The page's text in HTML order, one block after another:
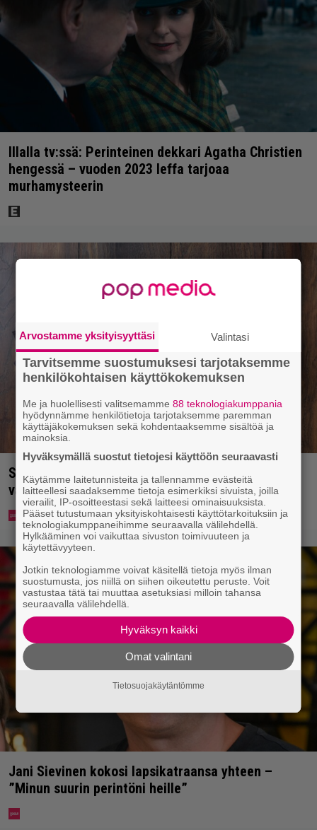
Illalla tv:ssä: Perinteinen dekkari Agatha Christien
hengessä – vuoden 2023 leffa tarjoaa
murhamysteerin
Syötkö perunoita näin? Tutkijat löysivät yhteyden
vakavaan kansansairauteen
Jani Sievinen kokosi lapsikatraansa yhteen –
”Minun suurin perintöni heille”
Arvostamme yksityisyyttäsi Valintasi
Tarvitsemme suostumuksesi tarjotaksemme
henkilökohtaisen käyttökokemuksen
Me ja huolellisesti valitsemamme88 teknologiakumppania
hyödynnämme henkilötietoja tarjotaksemme paremman
käyttäjäkokemuksen sekä kohdentaaksemme sisältöä ja
mainoksia.
Hyväksymällä suostut tietojesi käyttöön seuraavasti
Käytämme laitetunnisteita ja tallennamme evästeitä
laitteellesi saadaksemme tietoja esimerkiksi sivuista, joilla
vierailit, IP-osoitteestasi sekä laitteesi ominaisuuksista.
Pääset tutustumaan yksityiskohtaisesti käyttötarkoituksiin ja
teknologiakumppaneihimme seuraavalla välilehdellä.
Hylkääminen voi vaikuttaa sivuston toimivuuteen ja
käytettävyyteen.
Jotkin teknologiamme voivat käsitellä tietoja myös ilman
suostumusta, jos niillä on siihen oikeutettu peruste. Voit
vastustaa tätä tai muuttaa asetuksiasi milloin tahansa
seuraavalla välilehdellä.
Hyväksyn kaikki
Omat valintani
Tietosuojakäytäntömme